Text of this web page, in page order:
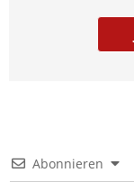
Abonnieren